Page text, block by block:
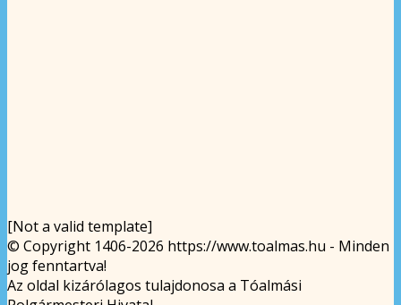
[Not a valid template]
© Copyright 1406-2026 https://www.toalmas.hu - Minden
jog fenntartva!
Az oldal kizárólagos tulajdonosa a Tóalmási